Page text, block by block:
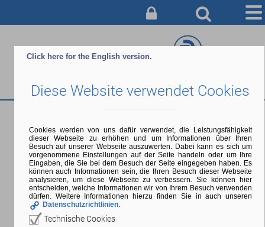
CAMPUS
ÜBER UNS
FH-Reife: 3. Tag schriftliche
Abschlussprüfung (Mathematik)
Beginn:27.08.2026, 00:00 Uhr |Ende:27.08.2026, 23:59 Uhr
Click here for the English version.
Diese Website verwendet Cookies
Cookies werden von uns dafür verwendet, die Leistungsfähigkeit
dieser Webseite zu erhöhen und um Informationen über Ihren
Besuch auf unserer Webseite auszuwerten. Dabei kann es sich um
vorgenommene Einstellungen auf der Seite handeln oder um Ihre
Eingaben, die Sie bei dem Besuch der Seite eingegeben haben. Es
können auch Informationen sein, die Ihren Besuch dieser Webseite
analysieren, um diese Webseite zu verbessern. Sie können hier
entscheiden, welche Informationen wir von Ihrem Besuch verwenden
dürfen. Weitere Informationen hierzu finden Sie in auch unseren
Datenschutzrichtlinien.
Technische Cookies